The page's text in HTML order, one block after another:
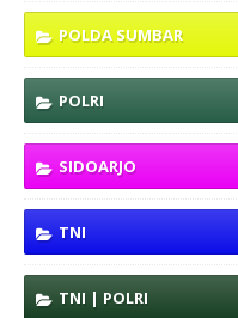
POLDA SUMBAR
POLRI
SIDOARJO
TNI
TNI | POLRI